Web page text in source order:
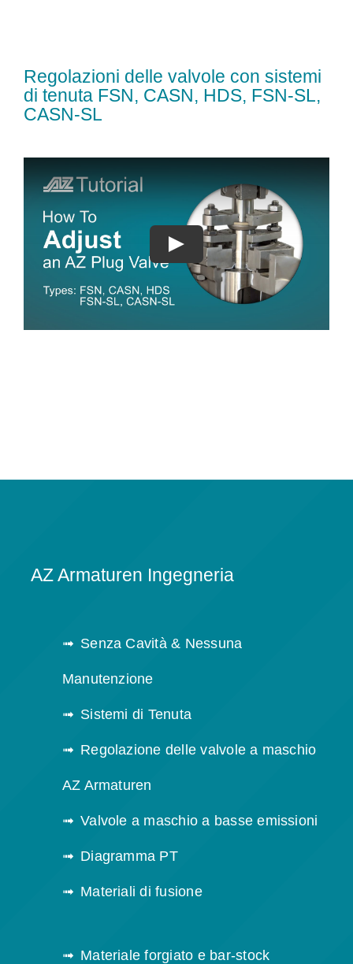
Regolazioni delle valvole con sistemi
di tenuta FSN, CASN, HDS, FSN-SL,
CASN-SL
AZ Armaturen Ingegneria
Senza Cavità & Nessuna
Manutenzione
Sistemi di Tenuta
Regolazione delle valvole a maschio
AZ Armaturen
Valvole a maschio a basse emissioni
Diagramma PT
Materiali di fusione
Materiale forgiato e bar-stock